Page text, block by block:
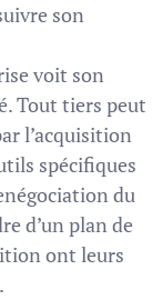
son
voit son
Tout tiers peut
l’acquisition
spécifiques
du
d’un plan de
ont leurs